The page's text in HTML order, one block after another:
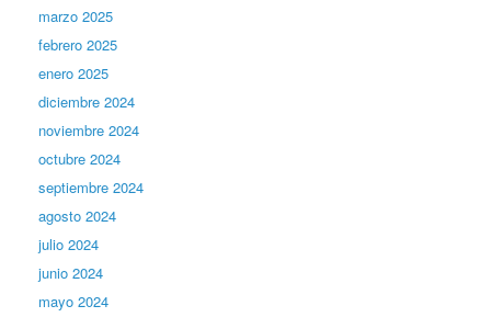
marzo 2025
febrero 2025
enero 2025
diciembre 2024
noviembre 2024
octubre 2024
septiembre 2024
agosto 2024
julio 2024
junio 2024
mayo 2024